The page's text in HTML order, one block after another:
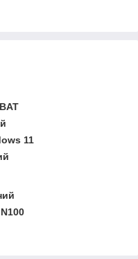
11